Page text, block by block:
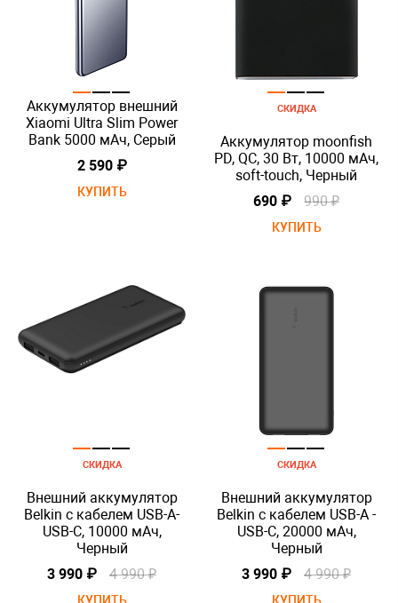
Аккумулятор внешний
Xiaomi Ultra Slim Power
Bank 5000 мАч, Серый
2 590 ₽
КУПИТЬ
СКИДКА
Аккумулятор moonfish
PD, QC, 30 Вт, 10000 мАч,
soft-touch, Черный
690 ₽
990 ₽
КУПИТЬ
СКИДКА
Внешний аккумулятор
Belkin с кабелем USB-A-
USB-C, 10000 мАч,
Черный
3 990 ₽
4 990 ₽
СКИДКА
Внешний аккумулятор
Belkin с кабелем USB-A -
USB-C, 20000 мАч,
Черный
3 990 ₽
4 990 ₽